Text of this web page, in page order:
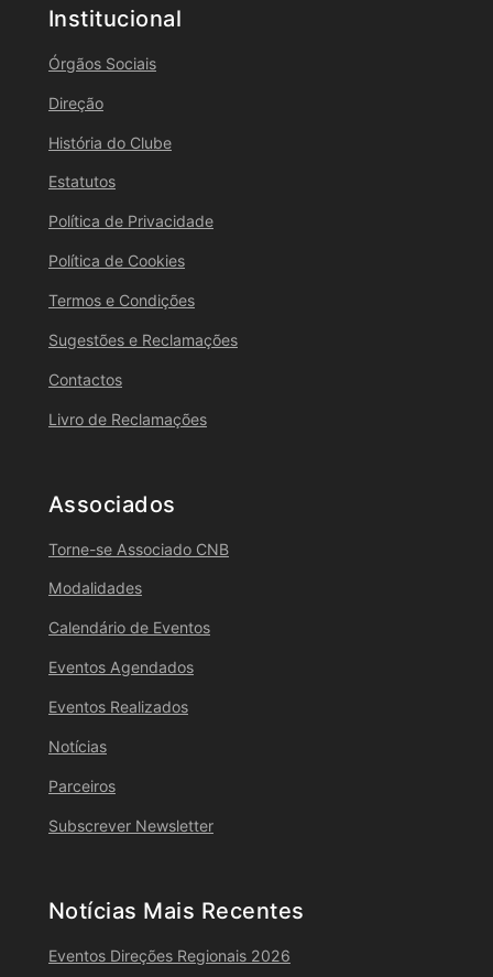
Institucional
Órgãos Sociais
Direção
História do Clube
Estatutos
Política de Privacidade
Política de Cookies
Termos e Condições
Sugestões e Reclamações
Contactos
Livro de Reclamações
Associados
Torne-se Associado CNB
Modalidades
Calendário de Eventos
Eventos Agendados
Eventos Realizados
Notícias
Parceiros
Subscrever Newsletter
Notícias Mais Recentes
Eventos Direções Regionais 2026